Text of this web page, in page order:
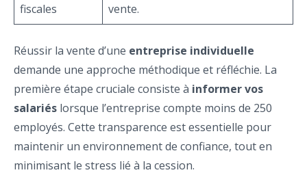
fiscales
vente.
Réussir la vente d’une entreprise individuelle
demande une approche méthodique et réfléchie. La
première étape cruciale consiste à informer vos
salariés lorsque l’entreprise compte moins de 250
employés. Cette transparence est essentielle pour
maintenir un environnement de confiance, tout en
minimisant le stress lié à la cession.